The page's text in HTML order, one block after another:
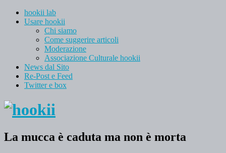
hookii lab
Usare hookii
Chi siamo
Come suggerire articoli
Moderazione
Associazione Culturale hookii
News dal Sito
Re-Post e Feed
Twitter e box
La mucca è caduta ma non è morta